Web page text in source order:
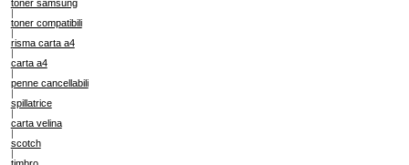
toner samsung
|
toner compatibili
|
risma carta a4
|
carta a4
|
penne cancellabili
|
spillatrice
|
carta velina
|
scotch
|